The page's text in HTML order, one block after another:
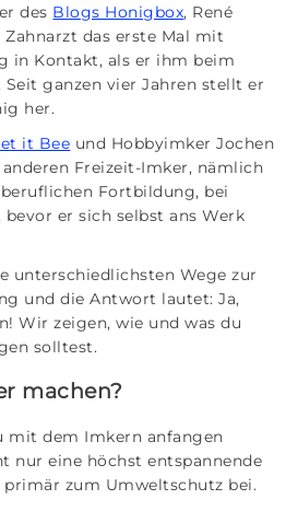
des Blogs Honigbox, René
das erste Mal mit
in Kontakt, als er ihm beim
ganzen vier Jahren stellt er
her.
it Bee und Hobbyimker Jochen
Freizeit-Imker, nämlich
Fortbildung, bei
er sich selbst ans Werk
unterschiedlichsten Wege zur
und die Antwort lautet: Ja,
Wir zeigen, wie und was du
solltest.
machen?
mit dem Imkern anfangen
nur eine höchst entspannende
zum Umweltschutz bei.